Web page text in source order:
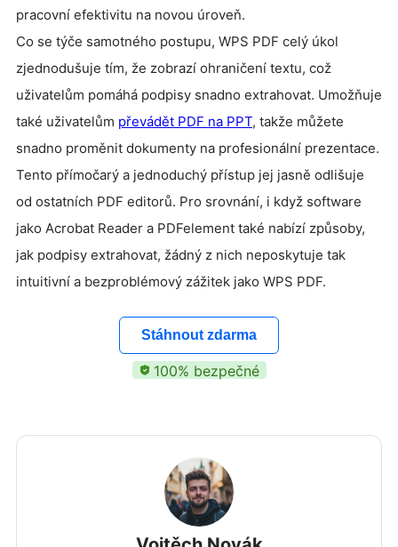
pracovní efektivitu na novou úroveň.
Co se týče samotného postupu, WPS PDF celý úkol
zjednodušuje tím, že zobrazí ohraničení textu, což
uživatelům pomáhá podpisy snadno extrahovat. Umožňuje
také uživatelům převádět PDF na PPT, takže můžete
snadno proměnit dokumenty na profesionální prezentace.
Tento přímočarý a jednoduchý přístup jej jasně odlišuje
od ostatních PDF editorů. Pro srovnání, i když software
jako Acrobat Reader a PDFelement také nabízí způsoby,
jak podpisy extrahovat, žádný z nich neposkytuje tak
intuitivní a bezproblémový zážitek jako WPS PDF.
Stáhnout zdarma
100% bezpečné